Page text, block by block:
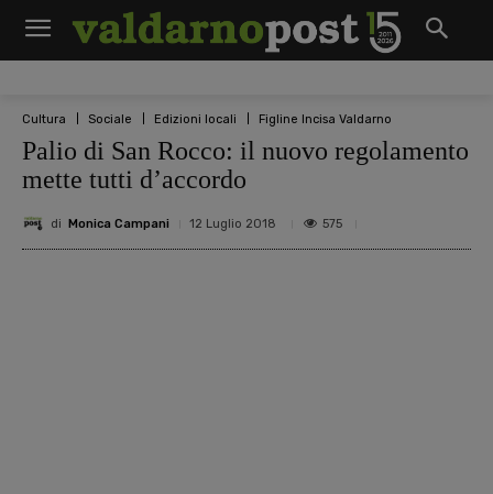
Cultura Sociale Edizioni locali Figline Incisa Valdarno
Palio di San Rocco: il nuovo regolamento
mette tutti d’accordo
di Monica Campani 12 Luglio 2018 575